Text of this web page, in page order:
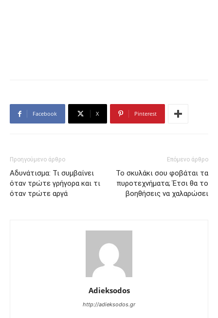
Facebook X Pinterest
Προηγούμενο άρθρο
Αδυνάτισμα: Τι συμβαίνει
όταν τρώτε γρήγορα και τι
όταν τρώτε αργά
Επόμενο άρθρο
Το σκυλάκι σου φοβάται τα
πυροτεχνήματα; Έτσι θα το
βοηθήσεις να χαλαρώσει
Adieksodos
http://adieksodos.gr